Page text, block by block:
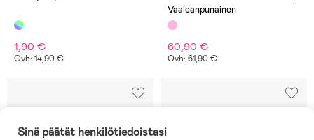
1,90 €
Ovh: 14,90 €
Vaaleanpunainen
60,90 €
Ovh: 61,90 €
Sinä päätät henkilötiedoistasi